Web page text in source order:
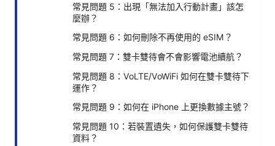
常見問題 5：出現「無法加入行動計畫」該怎
麼辦？
常見問題 6：如何刪除不再使用的 eSIM？
常見問題 7：雙卡雙待會不會影響電池續航？
常見問題 8：VoLTE/VoWiFi 如何在雙卡雙待下
運作？
常見問題 9：如何在 iPhone 上更換數據主號？
常見問題 10：若裝置遺失，如何保護雙卡雙待
資料？